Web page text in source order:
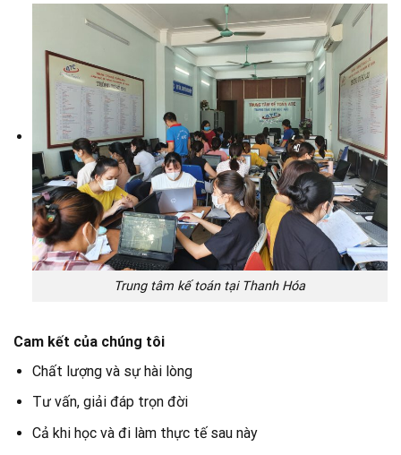
Trung tâm kế toán tại Thanh Hóa
Cam kết của chúng tôi
Chất lượng và sự hài lòng
Tư vấn, giải đáp trọn đời
Cả khi học và đi làm thực tế sau này